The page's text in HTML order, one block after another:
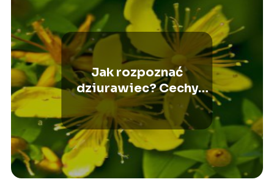
Jak rozpoznać
dziurawiec? Cechy
charakterystyczne
rośliny